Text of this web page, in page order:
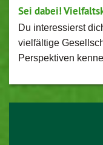
Sei dabei!
Du interessierst
vielfältige
Perspektiven